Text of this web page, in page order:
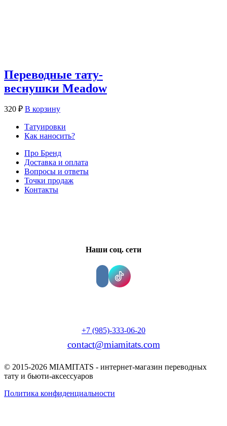
Переводные тату-
веснушки Meadow
320 ₽ В корзину
Татуировки
Как наносить?
Про Бренд
Доставка и оплата
Вопросы и ответы
Точки продаж
Контакты
Наши соц. сети
+7 (985)-333-06-20
contact@miamitats.com
© 2015-2026 MIAMITATS - интернет-магазин переводных
тату и бьюти-аксессуаров
Политика конфиденциальности